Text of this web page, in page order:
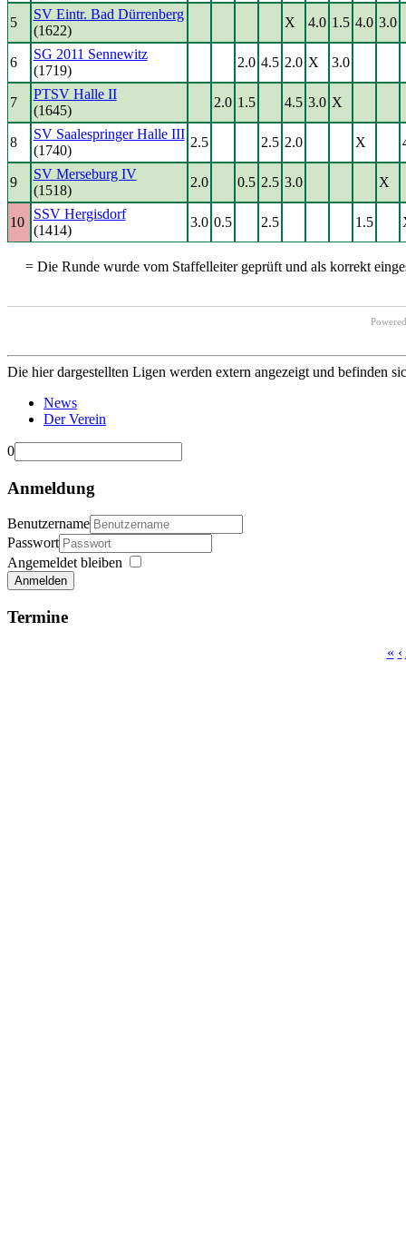
5
SV Eintr. Bad Dürrenberg
(1622)
X 4.0 1.5 4.0 3.0
6
SG 2011 Sennewitz
(1719)
2.0 4.5 2.0 X 3.0
7
PTSV Halle II
(1645)
2.0 1.5 4.5 3.0 X
8
SV Saalespringer Halle III
(1740)
2.5 2.5 2.0 X
9
SV Merseburg IV
(1518)
2.0 0.5 2.5 3.0 X
10
SSV Hergisdorf
(1414)
3.0 0.5 2.5 1.5
= Die Runde wurde vom Staffelleiter geprüft und als korrekt
Die hier dargestellten Ligen werden extern angezeigt und befinden
News
Der Verein
0
Anmeldung
Benutzername
Passwort
Angemeldet bleiben
Anmelden
Termine
« ‹